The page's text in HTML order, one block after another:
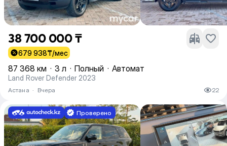
38 700 000 ₸
679 938₸/мес
87 368 км · 3 л · Полный · Автомат
Land Rover Defender 2023
Астана · Вчера 22
Проверено